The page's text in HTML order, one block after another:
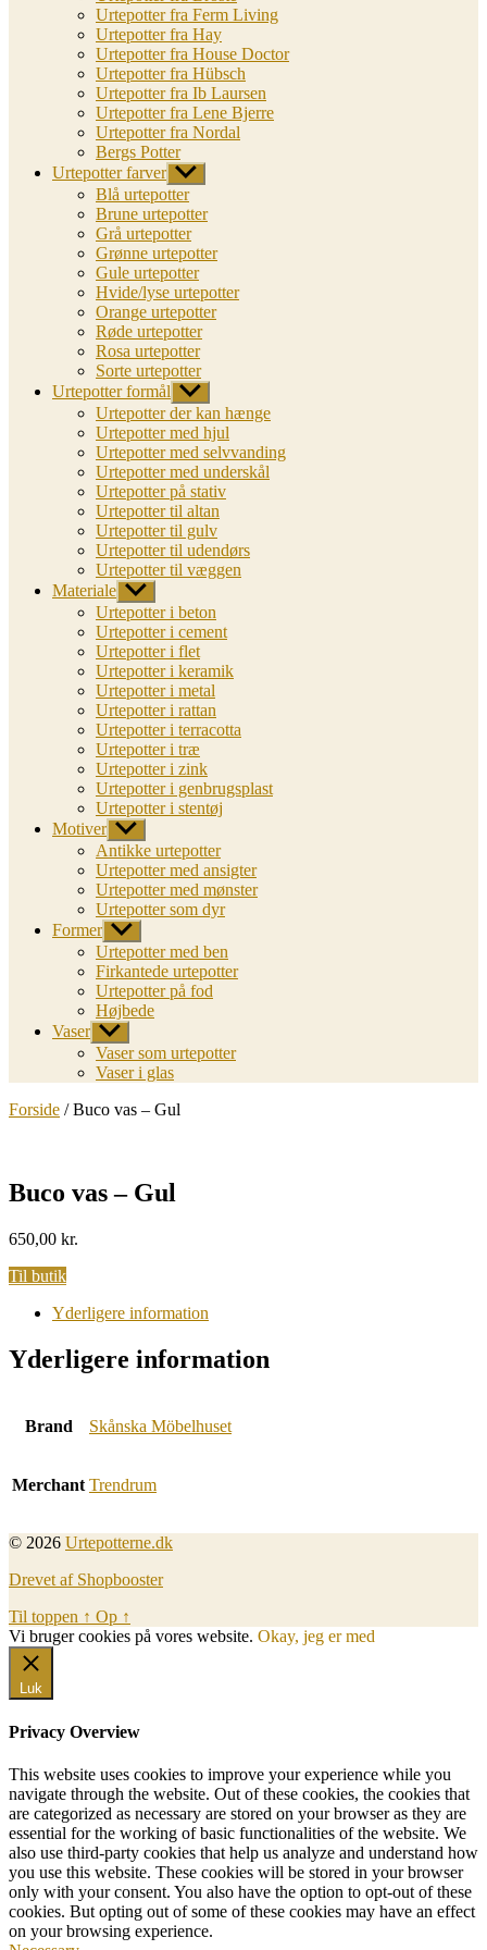
Urtepotter fra Ferm Living
Urtepotter fra Hay
Urtepotter fra House Doctor
Urtepotter fra Hübsch
Urtepotter fra Ib Laursen
Urtepotter fra Lene Bjerre
Urtepotter fra Nordal
Bergs Potter
Urtepotter farver Vis
undermenu
Blå urtepotter
Brune urtepotter
Grå urtepotter
Grønne urtepotter
Gule urtepotter
Hvide/lyse urtepotter
Orange urtepotter
Røde urtepotter
Rosa urtepotter
Sorte urtepotter
Urtepotter formål Vis
undermenu
Urtepotter der kan hænge
Urtepotter med hjul
Urtepotter med selvvanding
Urtepotter med underskål
Urtepotter på stativ
Urtepotter til altan
Urtepotter til gulv
Urtepotter til udendørs
Urtepotter til væggen
Materiale Vis
undermenu
Urtepotter i beton
Urtepotter i cement
Urtepotter i flet
Urtepotter i keramik
Urtepotter i metal
Urtepotter i rattan
Urtepotter i terracotta
Urtepotter i træ
Urtepotter i zink
Urtepotter i genbrugsplast
Urtepotter i stentøj
Motiver Vis
undermenu
Antikke urtepotter
Urtepotter med ansigter
Urtepotter med mønster
Urtepotter som dyr
Former Vis
undermenu
Urtepotter med ben
Firkantede urtepotter
Urtepotter på fod
Højbede
Vaser Vis
undermenu
Vaser som urtepotter
Vaser i glas
Forside / Buco vas – Gul
Buco vas – Gul
650,00 kr.
Til butik
Yderligere information
Yderligere information
Brand Skånska Möbelhuset
Merchant Trendrum
© 2026 Urtepotterne.dk
Drevet af Shopbooster
Til toppen ↑ Op ↑
Vi bruger cookies på vores website. Okay, jeg er med
Luk
Privacy Overview
This website uses cookies to improve your experience while you
navigate through the website. Out of these cookies, the cookies that
are categorized as necessary are stored on your browser as they are
essential for the working of basic functionalities of the website. We
also use third-party cookies that help us analyze and understand how
you use this website. These cookies will be stored in your browser
only with your consent. You also have the option to opt-out of these
cookies. But opting out of some of these cookies may have an effect
on your browsing experience.